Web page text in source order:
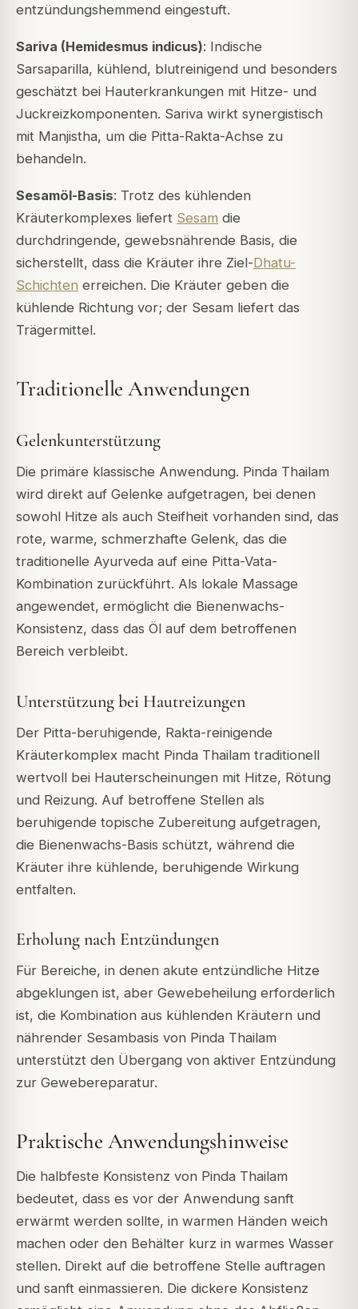
entzündungshemmend eingestuft.
Sariva (Hemidesmus indicus): Indische
Sarsaparilla, kühlend, blutreinigend und besonders
geschätzt bei Hauterkrankungen mit Hitze- und
Juckreizkomponenten. Sariva wirkt synergistisch
mit Manjistha, um die Pitta-Rakta-Achse zu
behandeln.
Sesamöl-Basis: Trotz des kühlenden
Kräuterkomplexes liefert Sesam die
durchdringende, gewebsnährende Basis, die
sicherstellt, dass die Kräuter ihre Ziel-Dhatu-
Schichten erreichen. Die Kräuter geben die
kühlende Richtung vor; der Sesam liefert das
Trägermittel.
Traditionelle Anwendungen
Gelenkunterstützung
Die primäre klassische Anwendung. Pinda Thailam
wird direkt auf Gelenke aufgetragen, bei denen
sowohl Hitze als auch Steifheit vorhanden sind, das
rote, warme, schmerzhafte Gelenk, das die
traditionelle Ayurveda auf eine Pitta-Vata-
Kombination zurückführt. Als lokale Massage
angewendet, ermöglicht die Bienenwachs-
Konsistenz, dass das Öl auf dem betroffenen
Bereich verbleibt.
Unterstützung bei Hautreizungen
Der Pitta-beruhigende, Rakta-reinigende
Kräuterkomplex macht Pinda Thailam traditionell
wertvoll bei Hauterscheinungen mit Hitze, Rötung
und Reizung. Auf betroffene Stellen als
beruhigende topische Zubereitung aufgetragen,
die Bienenwachs-Basis schützt, während die
Kräuter ihre kühlende, beruhigende Wirkung
entfalten.
Erholung nach Entzündungen
Für Bereiche, in denen akute entzündliche Hitze
abgeklungen ist, aber Gewebeheilung erforderlich
ist, die Kombination aus kühlenden Kräutern und
nährender Sesambasis von Pinda Thailam
unterstützt den Übergang von aktiver Entzündung
zur Gewebereparatur.
Praktische Anwendungshinweise
Die halbfeste Konsistenz von Pinda Thailam
bedeutet, dass es vor der Anwendung sanft
erwärmt werden sollte, in warmen Händen weich
machen oder den Behälter kurz in warmes Wasser
stellen. Direkt auf die betroffene Stelle auftragen
und sanft einmassieren. Die dickere Konsistenz